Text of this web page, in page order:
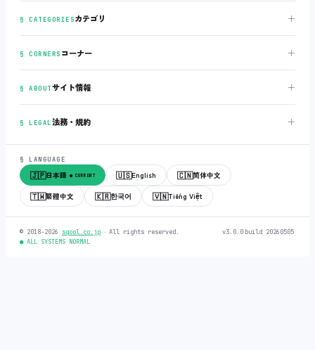
§ CATEGORIESカテゴリ ＋
§ CORNERS コーナー ＋
§ ABOUTサイト情報 ＋
§ LEGAL法務・規約 ＋
§ LANGUAGE
🇯🇵日本語 ● CURRENT 🇺🇸English 🇨🇳简体中文
🇹🇼繁體中文 🇰🇷한국어 🇻🇳Tiếng Việt
© 2018-2026 sqool.co.jp ‧ All rights reserved. v3.0.0‧build 20260505‧
● ALL SYSTEMS NORMAL